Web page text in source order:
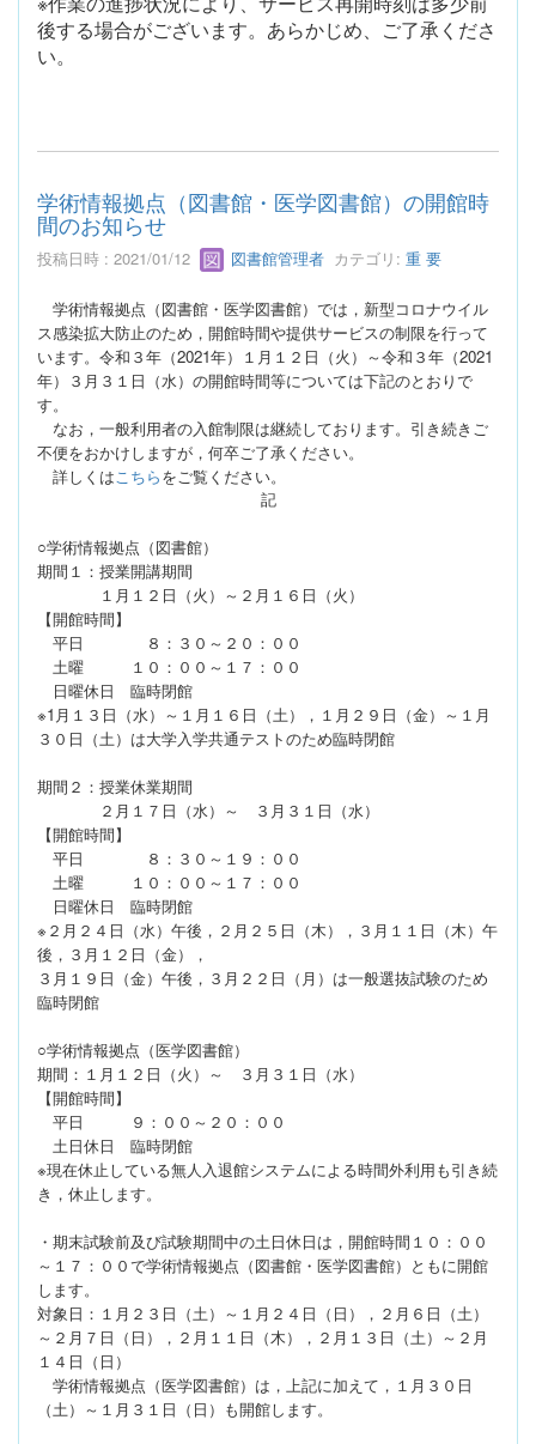
後する場合がございます。あらかじめ、ご了承くださ
い。
学術情報拠点（図書館・医学図書館）の開館時
間のお知らせ
投稿日時 : 2021/01/12 図書館管理者 カテゴリ: 重 要
学術情報拠点（図書館・医学図書館）では，新型コロナウイル
ス感染拡大防止のため，開館時間や提供サービスの制限を行って
います。令和３年（2021年）１月１２日（火）～令和３年（2021
年）３月３１日（水）の開館時間等については下記のとおりで
す。
なお，一般利用者の入館制限は継続しております。引き続きご
不便をおかけしますが，何卒ご了承ください。
詳しくはこちらをご覧ください。
記
○学術情報拠点（図書館）
期間１：授業開講期間
１月１２日（火）～２月１６日（火）
【開館時間】
平日 ８：３０～２０：００
土曜 １０：００～１７：００
日曜休日 臨時閉館
※1月１３日（水）～１月１６日（土），１月２９日（金）～１月
３０日（土）は大学入学共通テストのため臨時閉館
期間２：授業休業期間
２月１７日（水）～ ３月３１日（水）
【開館時間】
平日 ８：３０～１９：００
土曜 １０：００～１７：００
日曜休日 臨時閉館
※２月２４日（水）午後，２月２５日（木），３月１１日（木）午
後，３月１２日（金），
３月１９日（金）午後，３月２２日（月）は一般選抜試験のため
臨時閉館
○学術情報拠点（医学図書館）
期間：１月１２日（火）～ ３月３１日（水）
【開館時間】
平日 ９：００～２０：００
土日休日 臨時閉館
※現在休止している無人入退館システムによる時間外利用も引き続
き，休止します。
・期末試験前及び試験期間中の土日休日は，開館時間１０：００
～１７：００で学術情報拠点（図書館・医学図書館）ともに開館
します。
対象日：１月２３日（土）～１月２４日（日），２月６日（土）
～２月７日（日），２月１１日（木），２月１３日（土）～２月
１４日（日）
学術情報拠点（医学図書館）は，上記に加えて，１月３０日
（土）～１月３１日（日）も開館します。